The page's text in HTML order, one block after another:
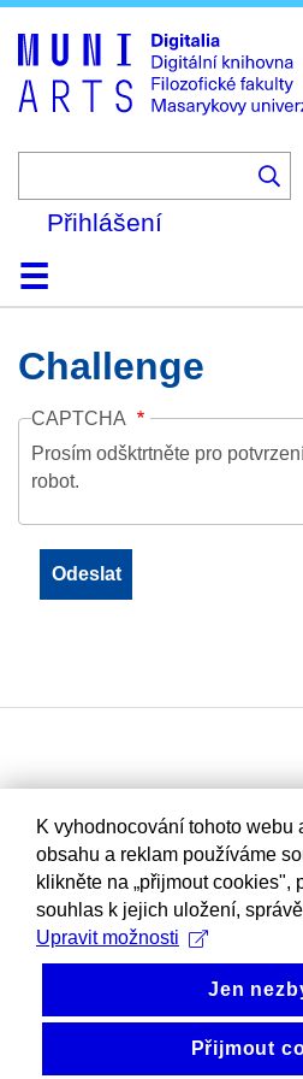
to
main
Přihlášení
DomůKolekce
Prohlížení
Vyhledávání
O platformě
Nápověda
Kontakt
Challenge
CAPTCHA
Prosím odšktrtněte pro
robot.
K vyhodnocování tohoto webu
obsahu a reklam používáme
klikněte na „přijmout cookies",
souhlas k jejich uložení,
Upravit možnosti
Jen
Přijmout